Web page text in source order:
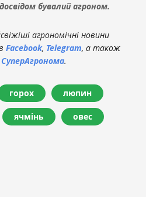
бувалий агроном.
агрономічні новини
Facebook, Telegram, а також
.
горох люпин
ячмінь овес